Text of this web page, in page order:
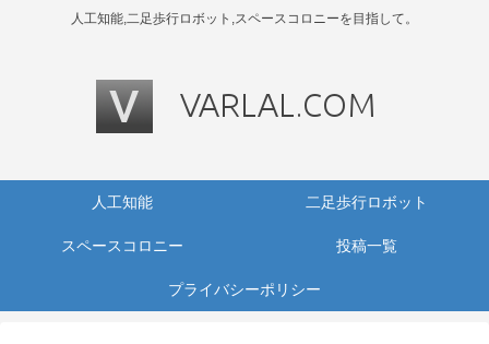
人工知能,二足歩行ロボット,スペースコロニーを目指して。
人工知能 二足歩行ロボット
スペースコロニー 投稿一覧
プライバシーポリシー